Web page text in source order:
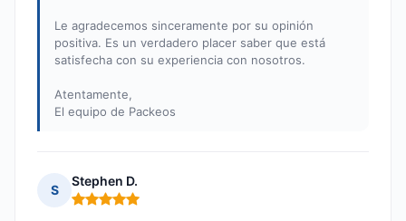
Le agradecemos sinceramente por su opinión
positiva. Es un verdadero placer saber que está
satisfecha con su experiencia con nosotros.
Atentamente,
El equipo de Packeos
S
Stephen D.
Nota: 5 de 5